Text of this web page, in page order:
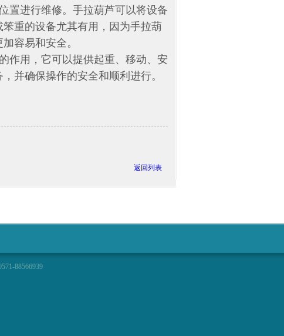
置进行维修。手拉葫芦可以将设备
重的设备尤其有用，因为手拉葫
容易和安全。
作用，它可以提供起重、移动、安
并确保操作的安全和顺利进行。
返回列表
88566939